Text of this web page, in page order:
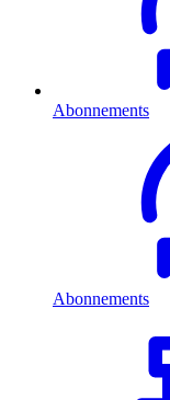
Abonnements
Abonnements